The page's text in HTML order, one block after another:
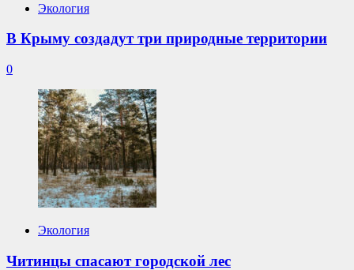
Экология
В Крыму создадут три природные территории
0
Экология
Читинцы спасают городской лес